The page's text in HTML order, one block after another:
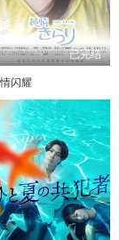
已完结
闪耀